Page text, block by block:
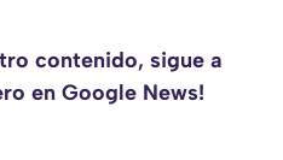
contenido, sigue a
en Google News!